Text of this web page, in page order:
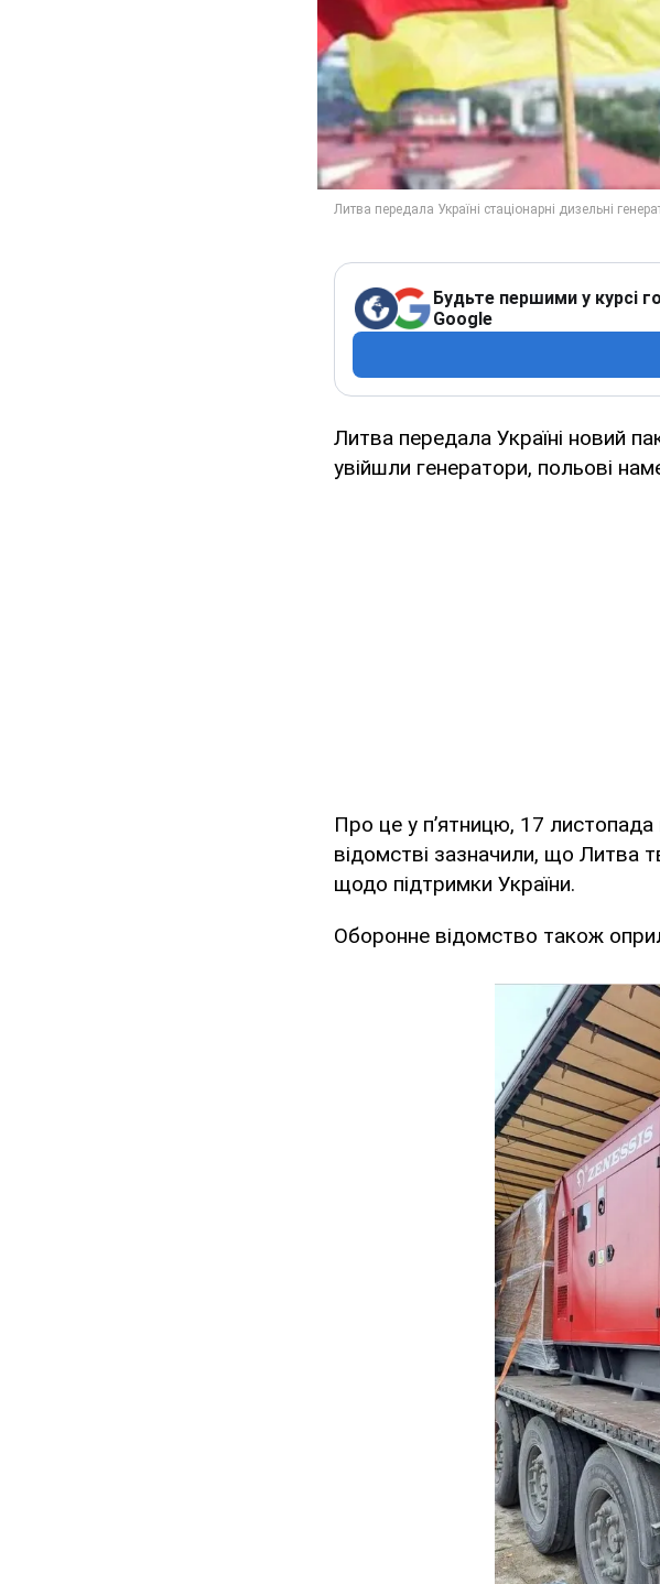
Будьте першими у курсі
Google
Литва передала Україні новий
увійшли генератори, польові
Про це у п’ятницю, 17
відомстві зазначили, що Литва
щодо підтримки України.
Оборонне відомство також